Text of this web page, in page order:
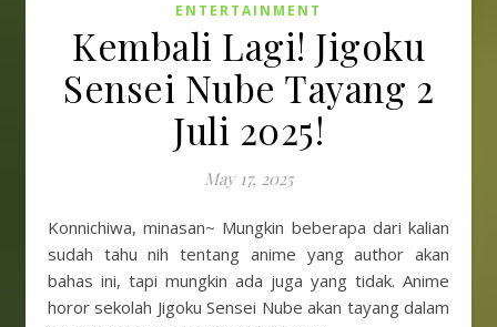
ENTERTAINMENT
Kembali Lagi! Jigoku
Sensei Nube Tayang 2
Juli 2025!
May 17, 2025
Konnichiwa, minasan~ Mungkin beberapa dari kalian
sudah tahu nih tentang anime yang author akan
bahas ini, tapi mungkin ada juga yang tidak. Anime
horor sekolah Jigoku Sensei Nube akan tayang dalam